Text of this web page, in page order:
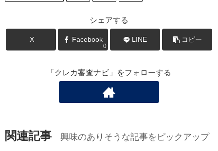
シェアする
X Facebook
0
LINE コピー
「クレカ審査ナビ」をフォローする
関連記事 興味のありそうな記事をピックアップ